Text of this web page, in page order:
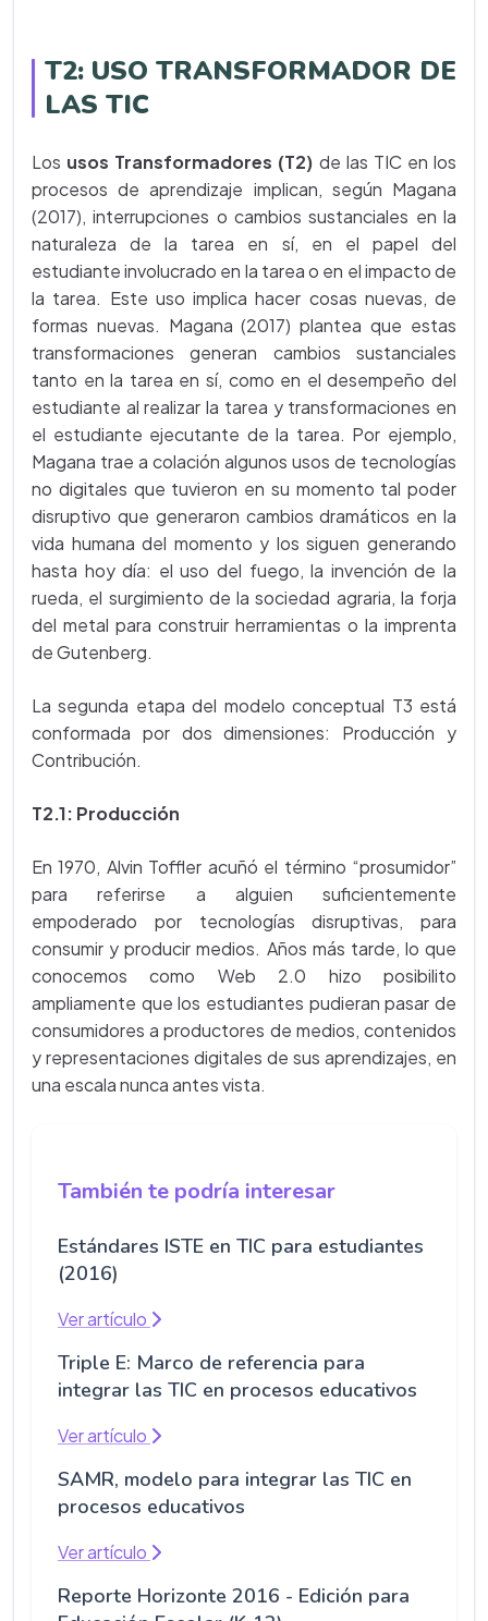
T2: USO TRANSFORMADOR DE
LAS TIC
Los usos Transformadores (T2) de las TIC en los
procesos de aprendizaje implican, según Magana
(2017), interrupciones o cambios sustanciales en la
naturaleza de la tarea en sí, en el papel del
estudiante involucrado en la tarea o en el impacto de
la tarea. Este uso implica hacer cosas nuevas, de
formas nuevas. Magana (2017) plantea que estas
transformaciones generan cambios sustanciales
tanto en la tarea en sí, como en el desempeño del
estudiante al realizar la tarea y transformaciones en
el estudiante ejecutante de la tarea. Por ejemplo,
Magana trae a colación algunos usos de tecnologías
no digitales que tuvieron en su momento tal poder
disruptivo que generaron cambios dramáticos en la
vida humana del momento y los siguen generando
hasta hoy día: el uso del fuego, la invención de la
rueda, el surgimiento de la sociedad agraria, la forja
del metal para construir herramientas o la imprenta
de Gutenberg.
La segunda etapa del modelo conceptual T3 está
conformada por dos dimensiones: Producción y
Contribución.
T2.1: Producción
En 1970, Alvin Toffler acuñó el término “prosumidor”
para referirse a alguien suficientemente
empoderado por tecnologías disruptivas, para
consumir y producir medios. Años más tarde, lo que
conocemos como Web 2.0 hizo posibilito
ampliamente que los estudiantes pudieran pasar de
consumidores a productores de medios, contenidos
y representaciones digitales de sus aprendizajes, en
una escala nunca antes vista.
También te podría interesar
Estándares ISTE en TIC para estudiantes
(2016)
Ver artículo
Triple E: Marco de referencia para
integrar las TIC en procesos educativos
Ver artículo
SAMR, modelo para integrar las TIC en
procesos educativos
Ver artículo
Reporte Horizonte 2016 - Edición para